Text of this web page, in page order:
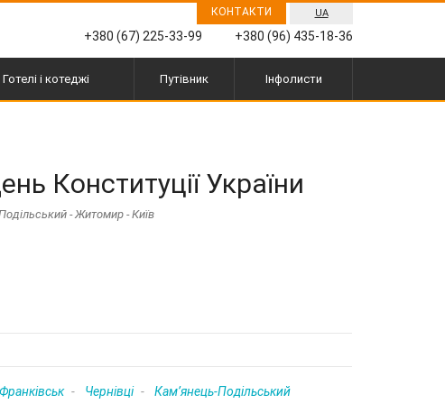
UA
КОНТАКТИ
+380 (67) 225-33-99 +380 (96) 435-18-36
Готелі і котеджі Путівник Інфолисти
Конституції України
- Житомир - Київ
Чернівці Кам’янець-Подільський